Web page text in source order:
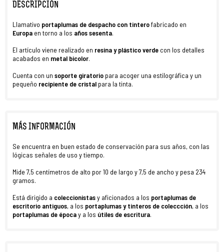
DESCRIPCIÓN
Llamativo portaplumas de despacho con tinterofabricado en
Europa en torno a los años sesenta.
El artículo viene realizado en resina y plástico verde con los detalles
acabados en metal bicolor.
Cuenta con un soporte giratorio para acoger una estilográfica y un
pequeño recipiente de cristal para la tinta.
MÁS INFORMACIÓN
Se encuentra en buen estado de conservación para sus años, con las
lógicas señales de uso y tiempo.
Mide 7,5 centímetros de alto por 10 de largo y 7,5 de ancho y pesa 234
gramos.
Está dirigido a coleccionistasy aficionados a los portaplumas de
escritorio antiguos, a los portaplumas y tinteros de coleccción, a los
portaplumas de épocay a los útiles de escritura.